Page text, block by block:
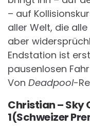
– auf
aller Welt, die
aber
Endstation ist
pausenlosen
Von Deadpool-
Christian – Sky
1(Schweizer